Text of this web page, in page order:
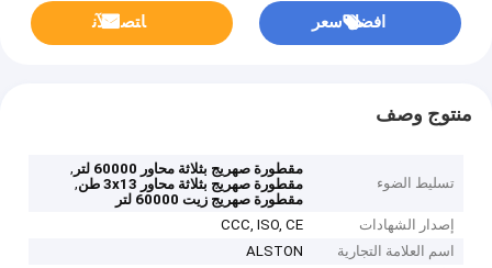
افضل سعر ﺎﺘﺼﻟ ﺍﻶﻧ
منتوج وصف
تسليط الضوء
مقطورة صهريج بثلاثة محاور 60000 لتر
,
مقطورة صهريج بثلاثة محاور 3x13 طن
,
مقطورة صهريج زيت 60000 لتر
إصدار الشهادات
CCC, ISO, CE
اسم العلامة التجارية
ALSTON